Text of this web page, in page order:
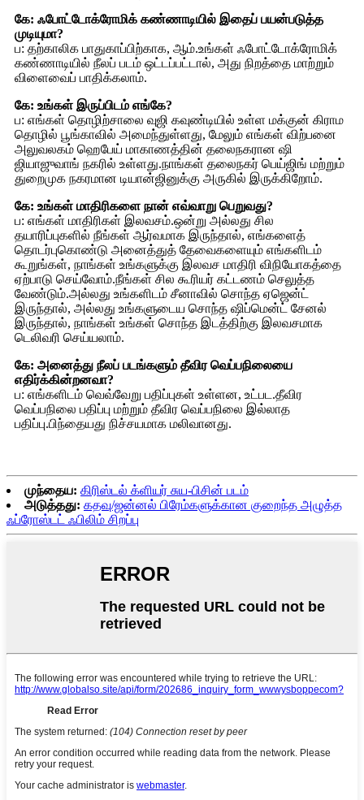
கே: ஃபோட்டோக்ரோமிக் கண்ணாடியில் இதைப் பயன்படுத்த
முடியுமா?
ப: தற்காலிக பாதுகாப்பிற்காக, ஆம்.உங்கள் ஃபோட்டோக்ரோமிக்
கண்ணாடியில் நீலப் படம் ஒட்டப்பட்டால், அது நிறத்தை மாற்றும்
விளைவைப் பாதிக்கலாம்.
கே: உங்கள் இருப்பிடம் எங்கே?
ப: எங்கள் தொழிற்சாலை வுஜி கவுண்டியில் உள்ள மக்குன் கிராம
தொழில் பூங்காவில் அமைந்துள்ளது, மேலும் எங்கள் விற்பனை
அலுவலகம் ஹெபேய் மாகாணத்தின் தலைநகரான ஷி
ஜியாஜுவாங் நகரில் உள்ளது.நாங்கள் தலைநகர் பெய்ஜிங் மற்றும்
துறைமுக நகரமான டியான்ஜினுக்கு அருகில் இருக்கிறோம்.
கே: உங்கள் மாதிரிகளை நான் எவ்வாறு பெறுவது?
ப: எங்கள் மாதிரிகள் இலவசம்.ஒன்று அல்லது சில
தயாரிப்புகளில் நீங்கள் ஆர்வமாக இருந்தால், எங்களைத்
தொடர்புகொண்டு அனைத்துத் தேவைகளையும் எங்களிடம்
கூறுங்கள், நாங்கள் உங்களுக்கு இலவச மாதிரி விநியோகத்தை
ஏற்பாடு செய்வோம்.நீங்கள் சில கூரியர் கட்டணம் செலுத்த
வேண்டும்.அல்லது உங்களிடம் சீனாவில் சொந்த ஏஜென்ட்
இருந்தால், அல்லது உங்களுடைய சொந்த ஷிப்மென்ட் சேனல்
இருந்தால், நாங்கள் உங்கள் சொந்த இடத்திற்கு இலவசமாக
டெலிவரி செய்யலாம்.
கே: அனைத்து நீலப் படங்களும் தீவிர வெப்பநிலையை
எதிர்க்கின்றனவா?
ப: எங்களிடம் வெவ்வேறு பதிப்புகள் உள்ளன, உட்பட.தீவிர
வெப்பநிலை பதிப்பு மற்றும் தீவிர வெப்பநிலை இல்லாத
பதிப்பு.பிந்தையது நிச்சயமாக மலிவானது.
முந்தைய: கிரிஸ்டல் க்ளியர் சுய-பிசின் படம்
அடுத்தது: கதவு/ஜன்னல் பிரேம்களுக்கான குறைந்த அழுத்த
ஃப்ரோஸ்டட் ஃபிலிம் சிறப்பு